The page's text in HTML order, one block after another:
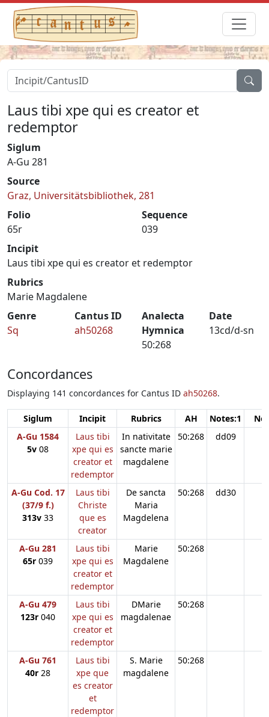
Laus tibi xpe qui es creator et
redemptor
Siglum
A-Gu 281
Source
Graz, Universitätsbibliothek, 281
Folio
65r
Sequence
039
Incipit
Laus tibi xpe qui es creator et redemptor
Rubrics
Marie Magdalene
Genre
Sq
Cantus ID
ah50268
Analecta
Hymnica
50:268
Date
13cd/d-sn
Concordances
Displaying 141 concordances for Cantus ID ah50268.
Siglum Incipit Rubrics AH Notes:1
A-Gu 1584
5v 08
Laus tibi
xpe qui es
creator et
redemptor
In nativitate
sancte marie
magdalene
50:268 dd09
A-Gu Cod. 17
(37/9 f.)
313v 33
Laus tibi
Christe
que es
creator
De sancta
Maria
Magdelena
50:268 dd30
A-Gu 281
65r 039
Laus tibi
xpe qui es
creator et
redemptor
Marie
Magdalene
50:268
A-Gu 479
123r 040
Laus tibi
xpe qui es
creator et
redemptor
DMarie
magdalenae
50:268
A-Gu 761
40r 28
Laus tibi
xpe que
es creator
et
redemptor
S. Marie
magdalene
50:268